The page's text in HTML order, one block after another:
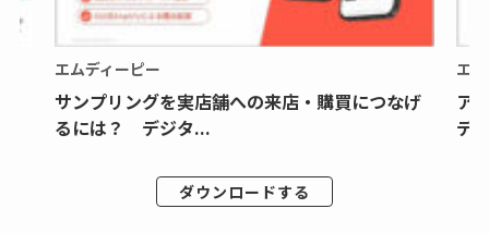
エムディーピー
サンプリングを実店舗への来店・購買につなげ
るには？ デジタ...
ダウンロードする
エ
ア
デ